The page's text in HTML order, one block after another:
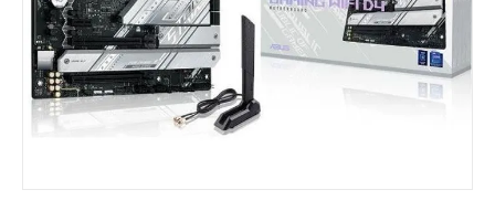
Disque SSD